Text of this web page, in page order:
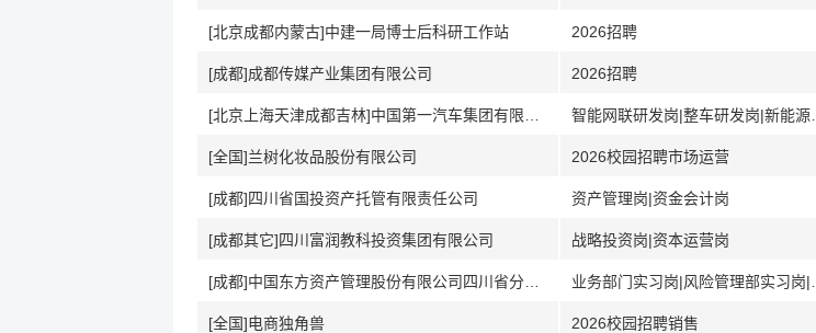
[北京成都内蒙古]中建一局博士后科研工作站 2026招聘
[成都]成都传媒产业集团有限公司 2026招聘
[全国]兰树化妆品股份有限公司 2026校园招聘市场运营
[成都]四川省国投资产托管有限责任公司 资产管理岗|资金会计岗
[成都其它]四川富润教科投资集团有限公司 战略投资岗|资本运营岗
[全国]电商独角兽 2026校园招聘销售